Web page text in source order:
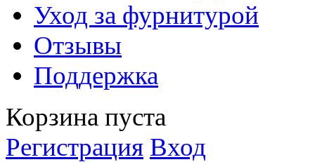
Уход за фурнитурой
Отзывы
Поддержка
Корзина пуста
Регистрация Вход